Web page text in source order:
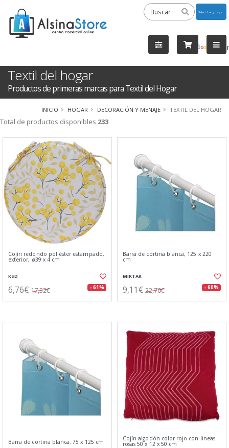
by
Textil del hogar
Productos de primeras marcas para Textil del Hogar
INICIO HOGAR DECORACIÓN Y MENAJE TEXTIL DEL HOGAR
Total de productos disponibles 233
Cojín redondo poliéster estampado,
exterior, ø39 x 4 cm
KSD
6,76€ 17,32€ - 61%
Barra de cortina blanca, 125 x 220
cm
MIRTAK
9,11€ 22,70€ - 60%
Barra de cortina blanca, 75 x 125 cm Cojín algodón color rojo con lineas
rosas 50 x 12 x 50 cm